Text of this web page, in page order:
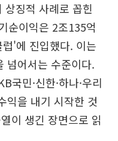
상징적 사례로 꼽힌
순이익은 2조135억
'에 진입했다. 이는
넘어서는 수준이다.
국민·신한·하나·우리
익을 내기 시작한 것
이 생긴 장면으로 읽